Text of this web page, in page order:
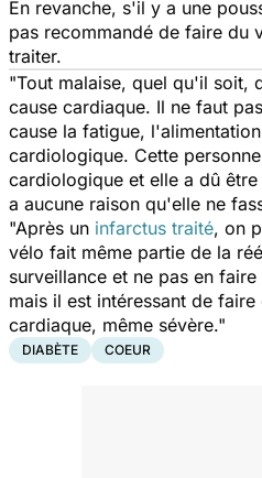
En revanche, s'il y a une
pas recommandé de faire du
traiter.
"Tout malaise, quel qu'il soit,
cause cardiaque. Il ne faut
cause la fatigue,
cardiologique. Cette
cardiologique et elle a dû
a aucune raison qu'elle ne
"Après un infarctus traité, on
vélo fait même partie de la
surveillance et ne pas en
mais il est intéressant de
cardiaque, même sévère."
DIABÈTE COEUR